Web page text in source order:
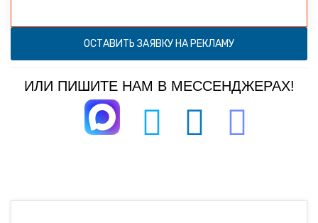
ОСТАВИТЬ ЗАЯВКУ НА РЕКЛАМУ
ИЛИ ПИШИТЕ НАМ В МЕССЕНДЖЕРАХ!